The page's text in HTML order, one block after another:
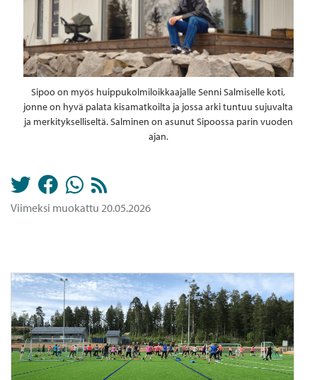
Sipoo on myös huippukolmiloikkaajalle Senni Salmiselle koti,
jonne on hyvä palata kisamatkoilta ja jossa arki tuntuu sujuvalta
ja merkitykselliseltä. Salminen on asunut Sipoossa parin vuoden
ajan.
Viimeksi muokattu 20.05.2026